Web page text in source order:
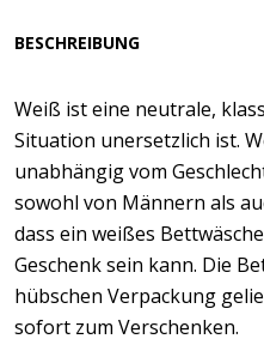
BESCHREIBUNG
Weiß ist eine neutrale,
Situation unersetzlich ist.
unabhängig vom
sowohl von Männern als
dass ein weißes
Geschenk sein kann. Die
hübschen Verpackung
sofort zum Verschenken.